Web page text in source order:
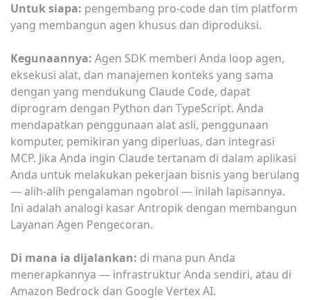
Untuk siapa: pengembang pro-code dan tim platform
yang membangun agen khusus dan diproduksi.
Kegunaannya: Agen SDK memberi Anda loop agen,
eksekusi alat, dan manajemen konteks yang sama
dengan yang mendukung Claude Code, dapat
diprogram dengan Python dan TypeScript. Anda
mendapatkan penggunaan alat asli, penggunaan
komputer, pemikiran yang diperluas, dan integrasi
MCP. Jika Anda ingin Claude tertanam di dalam aplikasi
Anda untuk melakukan pekerjaan bisnis yang berulang
— alih-alih pengalaman ngobrol — inilah lapisannya.
Ini adalah analogi kasar Antropik dengan membangun
Layanan Agen Pengecoran.
Di mana ia dijalankan: di mana pun Anda
menerapkannya — infrastruktur Anda sendiri, atau di
Amazon Bedrock dan Google Vertex AI.